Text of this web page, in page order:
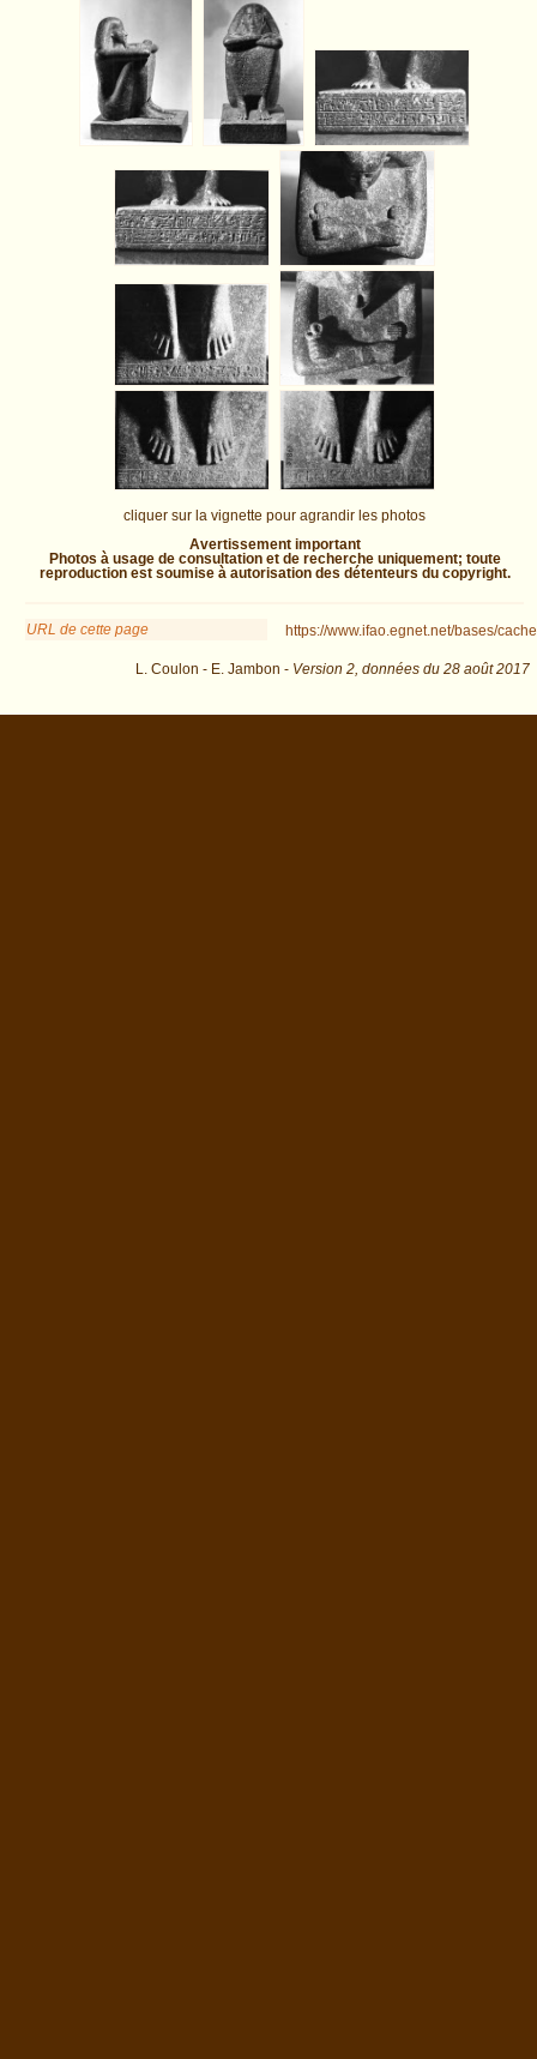
cliquer sur la vignette pour agrandir les photos
Avertissement important
Photos à usage de consultation et de recherche uniquement; toute
reproduction est soumise à autorisation des détenteurs du copyright.
URL de cette page https://www.ifao.egnet.net/bases/
L. Coulon - E. Jambon - Version 2, données du 28 août 2017